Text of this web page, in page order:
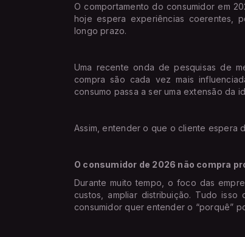
O comportamento do consumidor em
hoje espera experiências coerentes,
longo prazo.
Uma recente onda de pesquisas de
compra são cada vez mais
consumo passa a ser uma extensão da
Assim, entender o que o cliente espera
O consumidor de 2026 não compra
Durante muito tempo, o foco das
custos, ampliar distribuição. Tudo
consumidor quer entender o “porquê”